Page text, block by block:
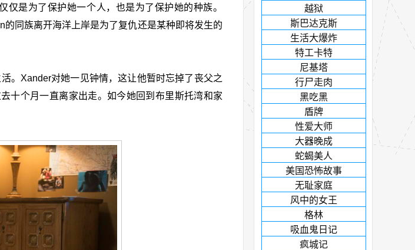
是为了保护她一个人，也是为了保护她的种族。
同族离开海洋上岸是为了复仇还是某种即将发生的
。Xander对她一见钟情，这让他暂时忘掉了丧父之
十个月一直离家出走。如今她回到布里斯托湾和家
越狱
斯巴达克斯
生活大爆炸
特工卡特
尼基塔
行尸走肉
黑吃黑
盾牌
性爱大师
大器晚成
蛇蝎美人
美国恐怖故事
无耻家庭
风中的女王
格林
吸血鬼日记
疯城记